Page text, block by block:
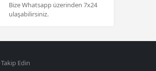
Bize Whatsapp üzerinden 7x24
ulaşabilirsiniz.
Takip Edin